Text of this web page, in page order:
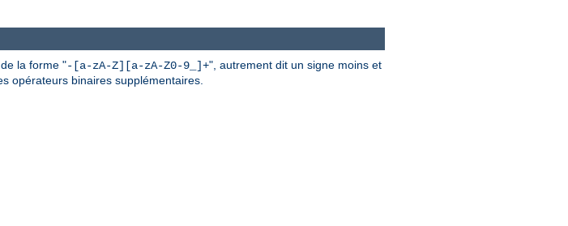
la forme "-[a-zA-Z][a-zA-Z0-9_]+", autrement dit un signe moins et
opérateurs binaires supplémentaires.